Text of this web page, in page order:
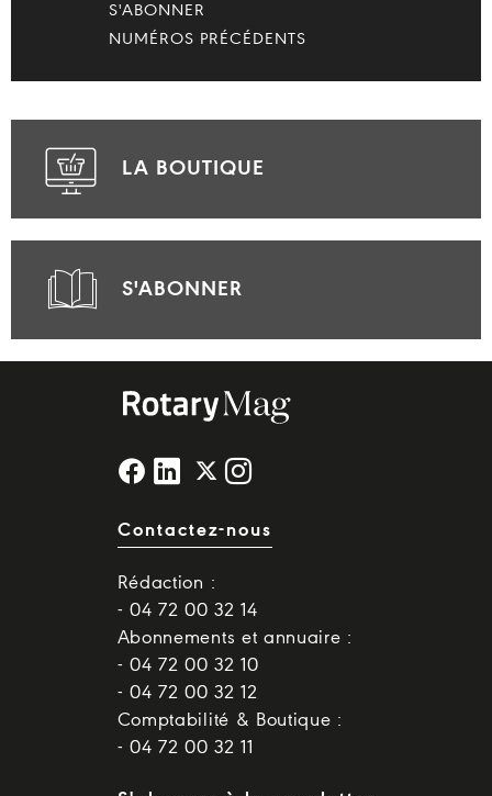
S'ABONNER
NUMÉROS PRÉCÉDENTS
LA BOUTIQUE
S'ABONNER
Contactez-nous
Rédaction :
- 04 72 00 32 14
Abonnements et annuaire :
- 04 72 00 32 10
- 04 72 00 32 12
Comptabilité & Boutique :
- 04 72 00 32 11